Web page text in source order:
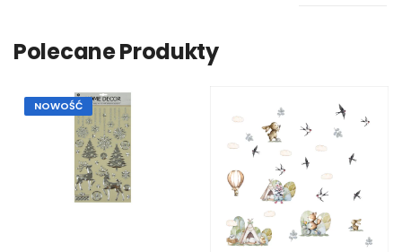
Polecane Produkty
NOWOŚĆ